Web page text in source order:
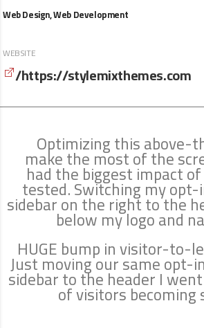
Web Design, Web Development
WEBSITE
https://stylemixthemes.com/
Optimizing this above-
make the most of the
had the biggest impact
tested. Switching my
sidebar on the right to the
below my logo and
HUGE bump in visitor-to-
Just moving our same
sidebar to the header I
of visitors becoming